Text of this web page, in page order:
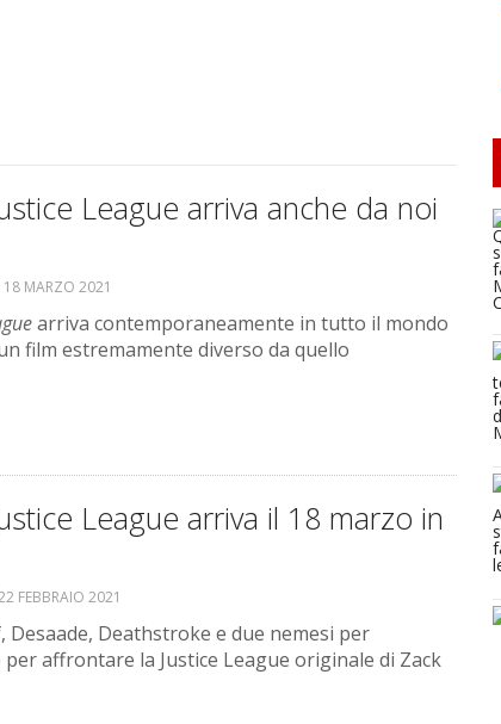
League arriva anche da noi
18 MARZO 2021
arriva contemporaneamente in tutto il mondo
film estremamente diverso da quello
League arriva il 18 marzo in
FEBBRAIO 2021
Desaade, Deathstroke e due nemesi per
affrontare la Justice League originale di Zack